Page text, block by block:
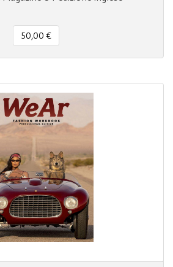
50,00 €